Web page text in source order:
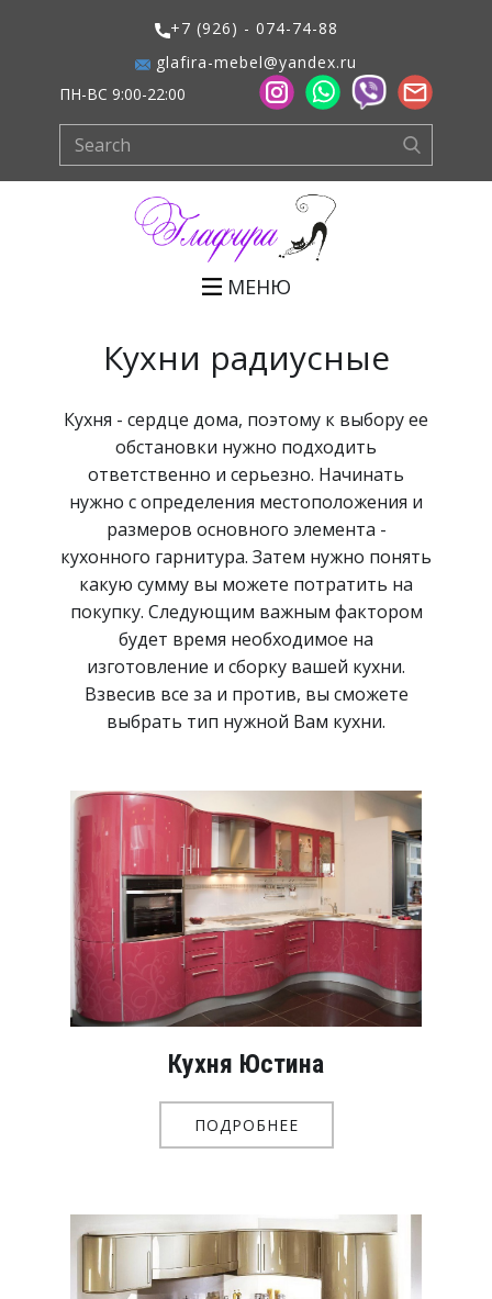
+7 (926) - 074-74-88
glafira-mebel@yandex.ru
ПН-ВС 9:00-22:00
МЕНЮ
Кухни радиусные
Кухня - сердце дома, поэтому к выбору ее
обстановки нужно подходить
ответственно и серьезно. Начинать
нужно с определения местоположения и
размеров основного элемента -
кухонного гарнитура. Затем нужно понять
какую сумму вы можете потратить на
покупку. Следующим важным фактором
будет время необходимое на
изготовление и сборку вашей кухни.
Взвесив все за и против, вы сможете
выбрать тип нужной Вам кухни.
Кухня Юстина
ПОДРОБНЕЕ